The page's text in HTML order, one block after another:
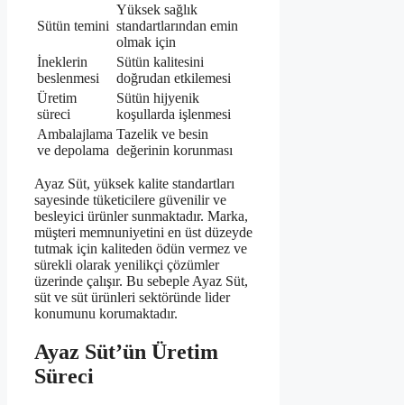
Sütün temini
Yüksek sağlık
standartlarından emin
olmak için
İneklerin
beslenmesi
Sütün kalitesini
doğrudan etkilemesi
Üretim
süreci
Sütün hijyenik
koşullarda işlenmesi
Ambalajlama
ve depolama
Tazelik ve besin
değerinin korunması
Ayaz Süt, yüksek kalite standartları
sayesinde tüketicilere güvenilir ve
besleyici ürünler sunmaktadır. Marka,
müşteri memnuniyetini en üst düzeyde
tutmak için kaliteden ödün vermez ve
sürekli olarak yenilikçi çözümler
üzerinde çalışır. Bu sebeple Ayaz Süt,
süt ve süt ürünleri sektöründe lider
konumunu korumaktadır.
Ayaz Süt’ün Üretim
Süreci